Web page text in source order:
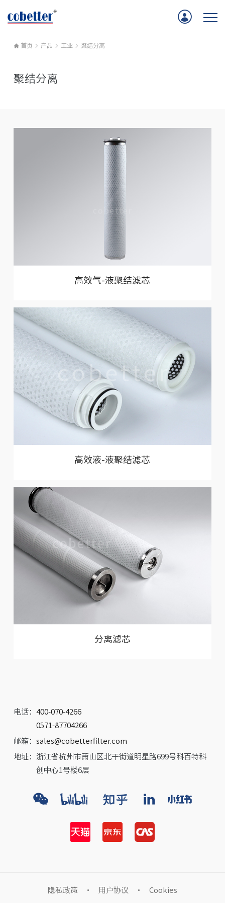
首页
应用
服务支持
首页 产品 工业 聚结分离
聚结分离
高效气-液聚结滤芯
高效液-液聚结滤芯
分离滤芯
电话： 400-070-4266
0571-87704266
邮箱： sales@cobetterfilter.com
地址： 浙江省杭州市萧山区北干街道明星路699号科百特科
创中心1号楼6层
隐私政策 · 用户协议 · Cookies